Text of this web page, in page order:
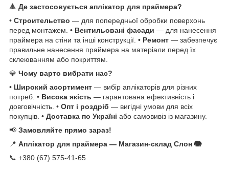
🔺 Де застосовується аплікатор для праймера?
• Строительство — для попередньої обробки поверхонь
перед монтажем. • Вентильовані фасади — для нанесення
праймера на стіни та інші конструкції. • Ремонт — забезпечує
правильне нанесення праймера на матеріали перед їх
склеюванням або покриттям.
💎 Чому варто вибрати нас?
• Широкий асортимент — вибір аплікаторів для різних
потреб. • Висока якість — гарантована ефективність і
довговічність. • Опт і роздріб — вигідні умови для всіх
покупців. • Доставка по Україні або самовивіз із магазину.
📢 Замовляйте прямо зараз!
📍 Аплікатор для праймера — Магазин-склад Слон 🐘
📞 +380 (67) 575-41-65